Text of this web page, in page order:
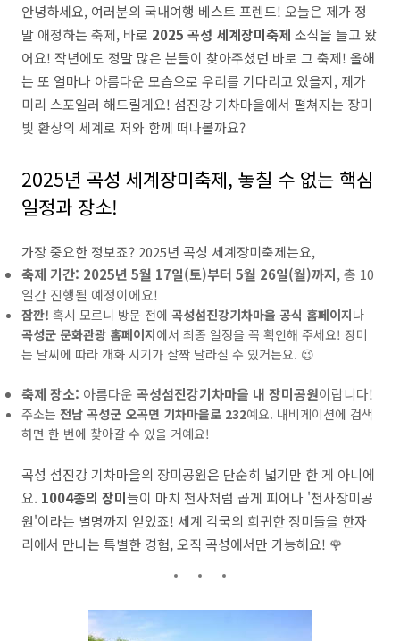
라이빗한 대가족 여행
안녕하세요, 여러분의 국내여행 베스트 프렌드! 오늘은 제가 정
말 애정하는 축제, 바로 2025 곡성 세계장미축제 소식을 들고 왔
어요! 작년에도 정말 많은 분들이 찾아주셨던 바로 그 축제! 올해
는 또 얼마나 아름다운 모습으로 우리를 기다리고 있을지, 제가
미리 스포일러 해드릴게요! 섬진강 기차마을에서 펼쳐지는 장미
빛 환상의 세계로 저와 함께 떠나볼까요?
2025년 곡성 세계장미축제, 놓칠 수 없는 핵심
일정과 장소!
가장 중요한 정보죠? 2025년 곡성 세계장미축제는요,
축제 기간: 2025년 5월 17일(토)부터 5월 26일(월)까지, 총 10
일간 진행될 예정이에요!
잠깐! 혹시 모르니 방문 전에 곡성섬진강기차마을 공식 홈페이지나
곡성군 문화관광 홈페이지에서 최종 일정을 꼭 확인해 주세요! 장미
는 날씨에 따라 개화 시기가 살짝 달라질 수 있거든요. 😉
축제 장소: 아름다운 곡성섬진강기차마을 내 장미공원이랍니다!
주소는 전남 곡성군 오곡면 기차마을로 232예요. 내비게이션에 검색
하면 한 번에 찾아갈 수 있을 거예요!
곡성 섬진강 기차마을의 장미공원은 단순히 넓기만 한 게 아니에
요. 1004종의 장미들이 마치 천사처럼 곱게 피어나 '천사장미공
원'이라는 별명까지 얻었죠! 세계 각국의 희귀한 장미들을 한자
리에서 만나는 특별한 경험, 오직 곡성에서만 가능해요! 🌹